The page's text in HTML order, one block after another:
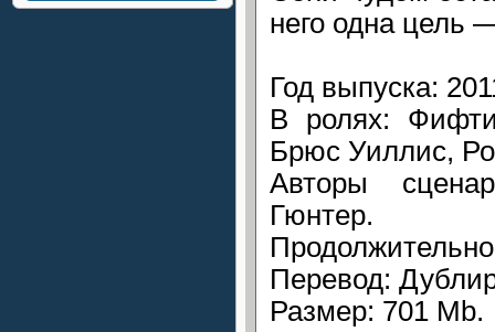
него одна цель
Год выпуска:
В ролях:
Брюс Уиллис,
Авторы
Гюнтер.
Перевод:
Размер: 701 Mb.